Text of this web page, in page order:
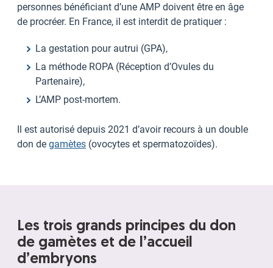
personnes bénéficiant d’une AMP doivent être en âge
de procréer. En France, il est interdit de pratiquer :
La gestation pour autrui (GPA),
La méthode ROPA (Réception d’Ovules du
Partenaire),
L’AMP post-mortem.
Il est autorisé depuis 2021 d’avoir recours à un double
don de gamètes (ovocytes et spermatozoïdes).
Les trois grands principes du don
de gamètes et de l’accueil
d’embryons